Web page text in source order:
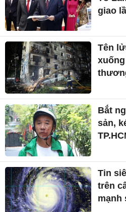
giao
Tên
Bắt
sản,
Tin
trên
mạnh